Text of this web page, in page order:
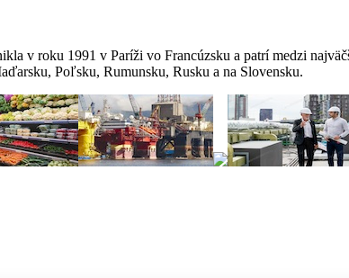
v roku 1991 v Paríži vo Francúzsku a patrí medzi
Poľsku, Rumunsku, Rusku a na Slovensku.